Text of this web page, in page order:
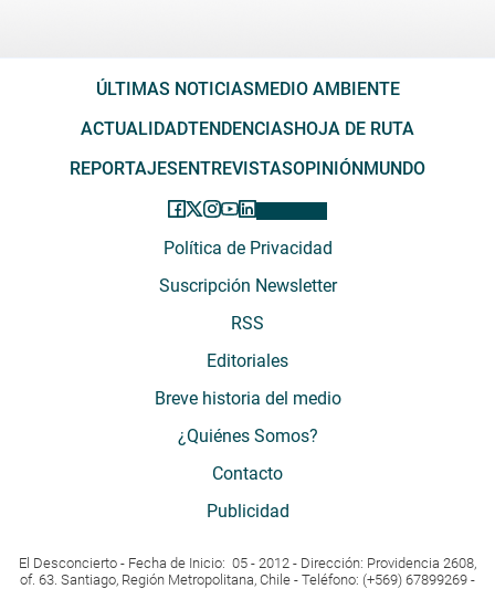
ÚLTIMAS NOTICIAS MEDIO AMBIENTE
ACTUALIDADTENDENCIAS HOJA DE RUTA
REPORTAJES ENTREVISTASOPINIÓN MUNDO
Política de Privacidad
Suscripción Newsletter
RSS
Editoriales
Breve historia del medio
¿Quiénes Somos?
Contacto
Publicidad
El Desconcierto - Fecha de Inicio: 05 - 2012 - Dirección: Providencia 2608,
of. 63. Santiago, Región Metropolitana, Chile - Teléfono: (+569) 67899269 -